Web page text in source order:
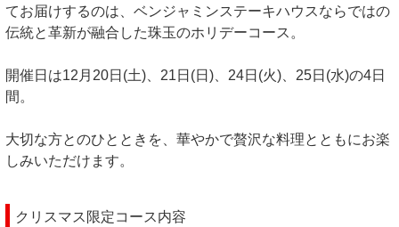
てお届けするのは、ベンジャミンステーキハウスならではの
伝統と革新が融合した珠玉のホリデーコース。
開催日は12月20日(土)、21日(日)、24日(火)、25日(水)の4日
間。
大切な方とのひとときを、華やかで贅沢な料理とともにお楽
しみいただけます。
クリスマス限定コース内容